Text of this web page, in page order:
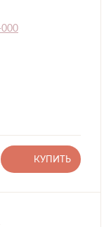
КУПИТЬ